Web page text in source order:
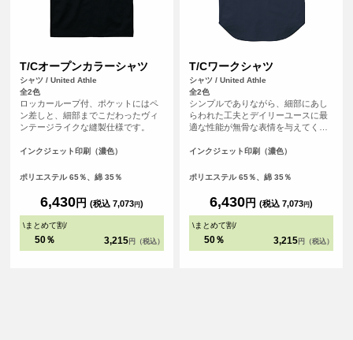
T/Cオープンカラーシャツ
シャツ / United Athle
全2色
ロッカーループ付、ポケットにはペ
ン差しと、細部までこだわったヴィ
ンテージライクな縫製仕様です。
インクジェット印刷（濃色）
ポリエステル 65％、綿 35％
6,430円 (税込 7,073円)
\まとめて割/
50％ 3,215 円（税込）
T/Cワークシャツ
シャツ / United Athle
全2色
シンプルでありながら、細部にあし
らわれた工夫とデイリーユースに最
適な性能が無骨な表情を与えてくれ
インクジェット印刷（濃色）
ポリエステル 65％、綿 35％
6,430円 (税込 7,073円)
\まとめて割/
50％ 3,215 円（税込）